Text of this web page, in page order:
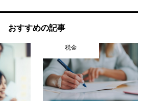
おすすめの記事
税金